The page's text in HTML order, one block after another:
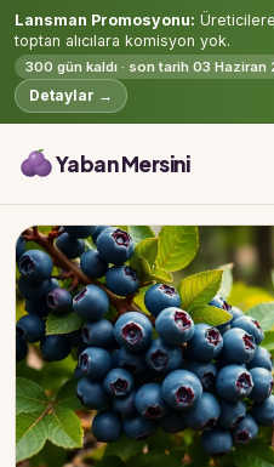
Lansman Promosyonu: Üreticilere
toptan alıcılara komisyon yok.
300 gün kaldı · son tarih 03 Haziran
Detaylar →
Yaban Mersini